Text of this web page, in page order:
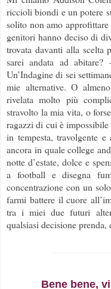
riccioli biondi e un potere
solito non amo
genitori hanno deciso di
trovata davanti alla
sarei andata ad
Un’Indagine di sei
mie alternative. O
rivelata molto più
stravolto la mia vita, o
ragazzi di cui è
in tempesta, travolgente
ancora in quale college
notte d’estate, dolce e
a football e disegna
concentrazione con un
farmi battere il cuore
tra i miei due futuri
qualsiasi decisione
Bene bene,